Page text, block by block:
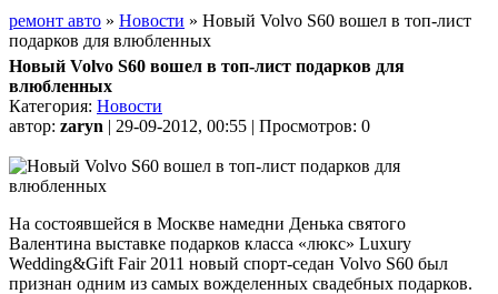
ремонт авто » Новости » Новый Volvo S60 вошел в топ-лист
подарков для влюбленных
Новый Volvo S60 вошел в топ-лист подарков для
влюбленных
Категория: Новости
автор: zaryn | 29-09-2012, 00:55 | Просмотров: 0
На состоявшейся в Москве намедни Денька святого
Валентина выставке подарков класса «люкс» Luxury
Wedding&Gift Fair 2011 новый спорт-седан Volvo S60 был
признан одним из самых вожделенных свадебных подарков.